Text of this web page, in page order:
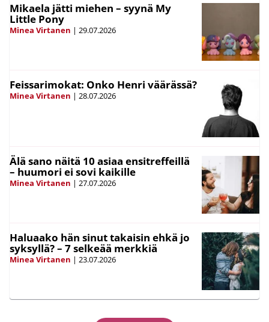
Mikaela jätti miehen – syynä My
Little Pony
Minea Virtanen | 29.07.2026
Feissarimokat: Onko Henri väärässä?
Minea Virtanen | 28.07.2026
Älä sano näitä 10 asiaa ensitreffeillä
– huumori ei sovi kaikille
Minea Virtanen | 27.07.2026
Haluaako hän sinut takaisin ehkä jo
syksyllä? – 7 selkeää merkkiä
Minea Virtanen | 23.07.2026